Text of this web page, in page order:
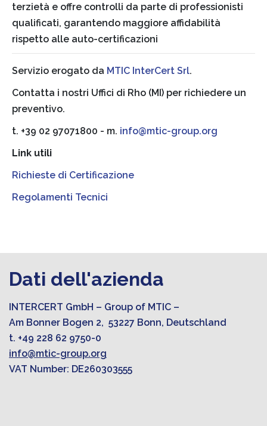
terzietà e offre controlli da parte di professionisti
qualificati, garantendo maggiore affidabilità
rispetto alle auto-certificazioni
Servizio erogato da MTIC InterCert Srl.
Contatta i nostri Uffici di Rho (MI) per richiedere un
preventivo.
t. +39 02 97071800 - m. info@mtic-group.org
Link utili
Richieste di Certificazione
Regolamenti Tecnici
Dati dell'azienda
INTERCERT GmbH – Group of MTIC –
Am Bonner Bogen 2, 53227 Bonn, Deutschland
t. +49 228 62 9750-0
info@mtic-group.org
VAT Number: DE260303555